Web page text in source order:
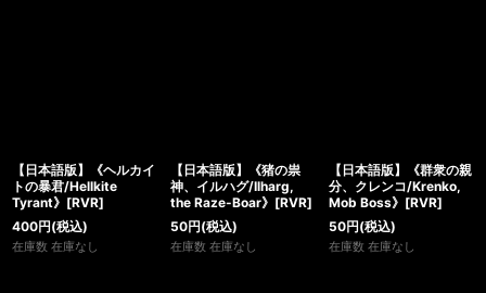
【日本語版】《ヘルカイ
トの暴君/Hellkite
Tyrant》[RVR]
400円(税込)
在庫数 在庫なし
【日本語版】《猪の祟
神、イルハグ/Ilharg,
the Raze-Boar》[RVR]
50円(税込)
在庫数 在庫なし
【日本語版】《群衆の親
分、クレンコ/Krenko,
Mob Boss》[RVR]
50円(税込)
在庫数 在庫なし